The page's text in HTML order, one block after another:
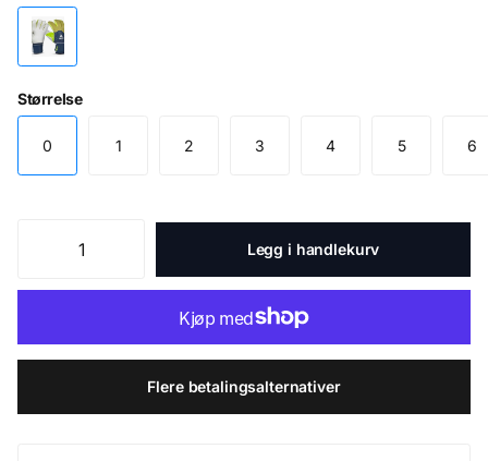
Størrelse
0 1 2 3 4 5 6
Legg i handlekurv
Flere betalingsalternativer